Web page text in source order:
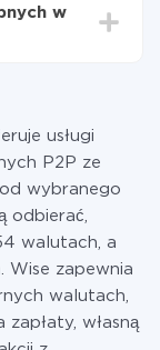
jest
do
Więcej
w
usługi
P2P ze
wybranego
odbierać,
walutach, a
Wise zapewnia
walutach,
własną